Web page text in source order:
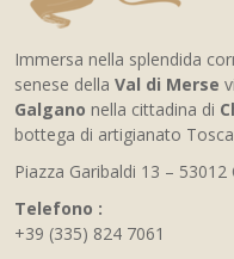
Immersa nella splendida
senese della Val di Merse
Galgano nella cittadina di
bottega di artigianato
Piazza Garibaldi 13 – 53012
Telefono :
+39 (335) 824 7061